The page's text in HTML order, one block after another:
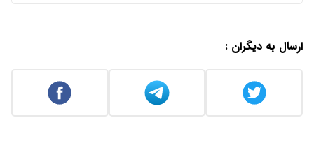
ارسال به دیگران :